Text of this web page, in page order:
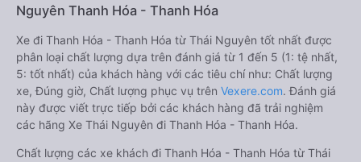
Nguyên Thanh Hóa - Thanh Hóa
Xe đi Thanh Hóa - Thanh Hóa từ Thái Nguyên tốt nhất được
phân loại chất lượng dựa trên đánh giá từ 1 đến 5 (1: tệ nhất,
5: tốt nhất) của khách hàng với các tiêu chí như: Chất lượng
xe, Đúng giờ, Chất lượng phục vụ trên Vexere.com. Đánh giá
này được viết trực tiếp bởi các khách hàng đã trải nghiệm
các hãng Xe Thái Nguyên đi Thanh Hóa - Thanh Hóa.
Chất lượng các xe khách đi Thanh Hóa - Thanh Hóa từ Thái